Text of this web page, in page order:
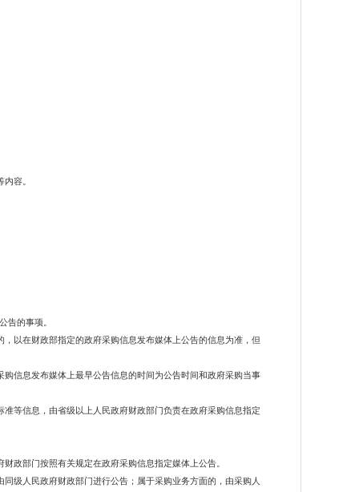
容。
告的事项。
以在财政部指定的政府采购信息发布媒体上公告的信息为准，但
信息发布媒体上最早公告信息的时间为公告时间和政府采购当事
等信息，由省级以上人民政府财政部门负责在政府采购信息指定
政部门按照有关规定在政府采购信息指定媒体上公告。
级人民政府财政部门进行公告；属于采购业务方面的，由采购人